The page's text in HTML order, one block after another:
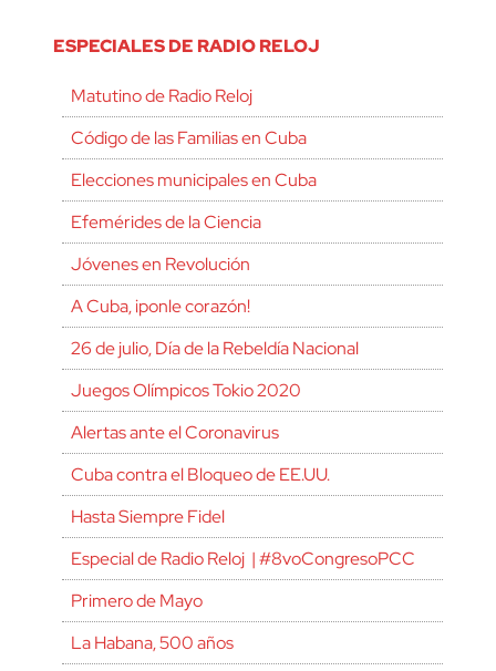
ESPECIALES DE RADIO RELOJ
Matutino de Radio Reloj
Código de las Familias en Cuba
Elecciones municipales en Cuba
Efemérides de la Ciencia
Jóvenes en Revolución
A Cuba, ¡ponle corazón!
26 de julio, Día de la Rebeldía Nacional
Juegos Olímpicos Tokio 2020
Alertas ante el Coronavirus
Cuba contra el Bloqueo de EE.UU.
Hasta Siempre Fidel
Especial de Radio Reloj | #8voCongresoPCC
Primero de Mayo
La Habana, 500 años